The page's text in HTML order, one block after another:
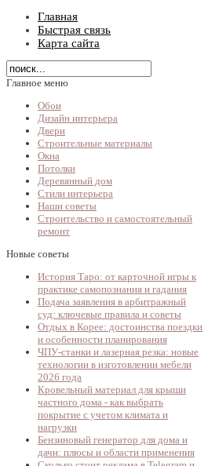
Главная
Быстрая связь
Карта сайта
Главное меню
Обои
Дизайн интерьера
Двери
Строительные материалы
Окна
Потолки
Деревянный дом
Стили интерьера
Наши советы
Строительство и самостоятельный
ремонт
Новые советы
История Таро: от карточной игры к
практике самопознания и гадания
Подача заявления в арбитражный
суд: ключевые правила и советы
Отдых в Корее: достоинства поездки
и особенности планирования
ЧПУ-станки и лазерная резка: новые
технологии в изготовлении мебели
2026 года
Кровельный материал для крыши
частного дома - как выбрать
покрытие с учетом климата и
нагрузки
Бензиновый генератор для дома и
дачи: плюсы и области применения